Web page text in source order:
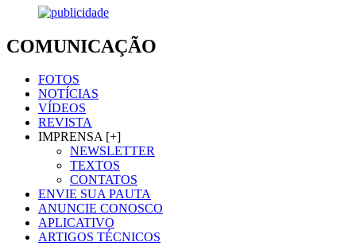
COMUNICAÇÃO
FOTOS
NOTÍCIAS
VÍDEOS
REVISTA
IMPRENSA [+]
NEWSLETTER
TEXTOS
CONTATOS
ENVIE SUA PAUTA
ANUNCIE CONOSCO
APLICATIVO
ARTIGOS TÉCNICOS